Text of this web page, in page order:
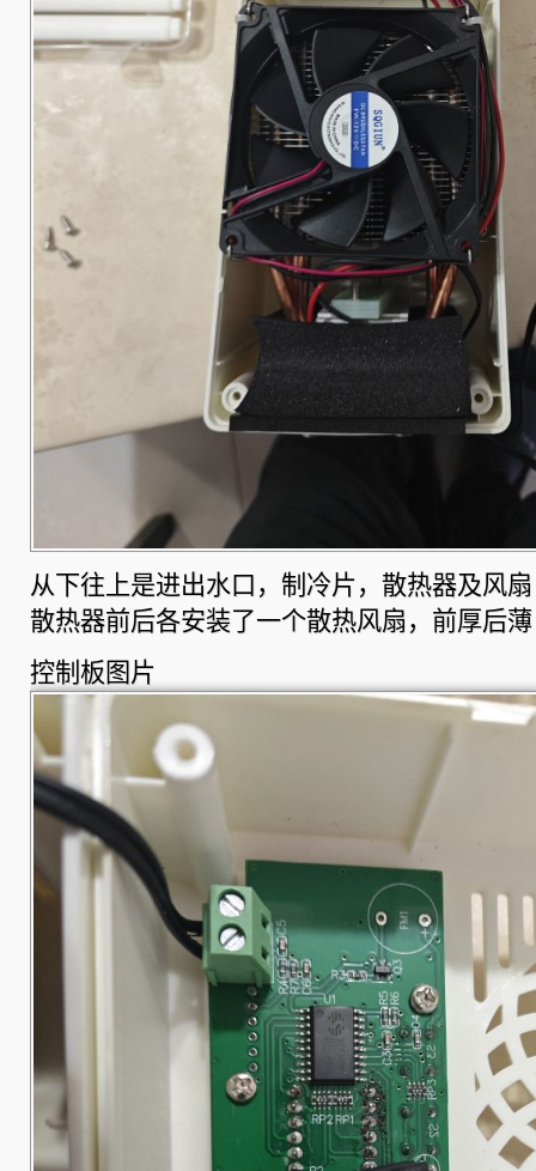
从下往上是进出水口，制冷片，散热器及风
散热器前后各安装了一个散热风扇，前厚后薄
控制板图片